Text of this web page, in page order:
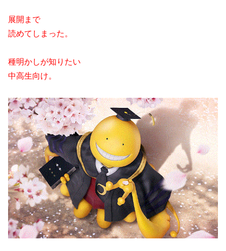
展開まで
読めてしまった。
種明かしが知りたい
中高生向け。